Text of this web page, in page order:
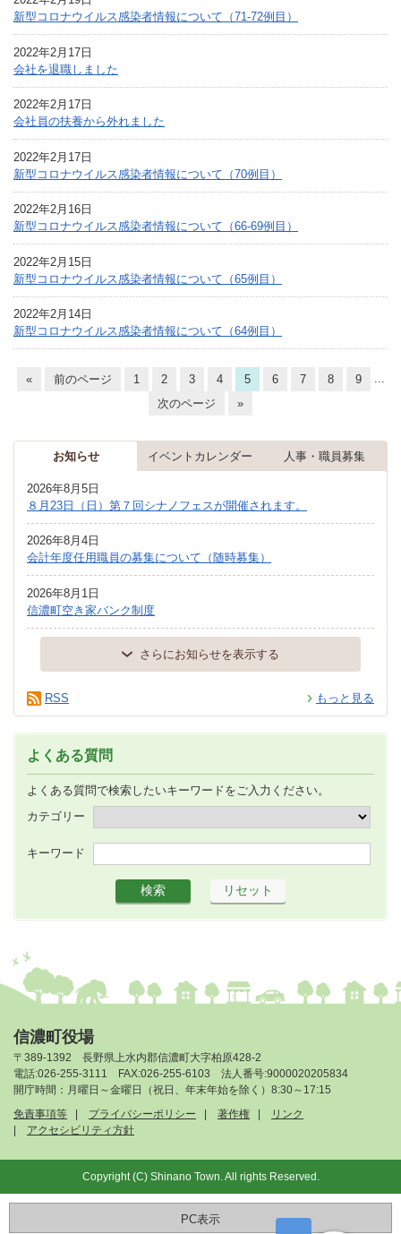
新型コロナウイルス感染者情報について（71-72例目）
2022年2月17日
会社を退職しました
2022年2月17日
会社員の扶養から外れました
2022年2月17日
新型コロナウイルス感染者情報について（70例目）
2022年2月16日
新型コロナウイルス感染者情報について（66-69例目）
2022年2月15日
新型コロナウイルス感染者情報について（65例目）
2022年2月14日
新型コロナウイルス感染者情報について（64例目）
« 前のページ 1 2 3 4 5 6 7 8 9
次のページ
»
お知らせ イベントカレンダー 人事・職員募集
2026年8月5日
８月23日（日）第７回シナノフェスが開催されます。
2026年8月4日
会計年度任用職員の募集について（随時募集）
2026年8月1日
信濃町空き家バンク制度
さらにお知らせを表示する
もっと見る
RSS
よくある質問
よくある質問で検索したいキーワードをご入力ください。
カテゴリー
キーワード
信濃町役場
〒389-1392 長野県上水内郡信濃町大字柏原428-2
電話:026-255-3111 FAX:026-255-6103 法人番号:9000020205834
開庁時間：月曜日～金曜日（祝日、年末年始を除く）8:30～17:15
免責事項等
プライバシーポリシー 著作権
リンク
アクセシビリティ方針
Copyright (C) Shinano Town. All rights Reserved.
PC表示